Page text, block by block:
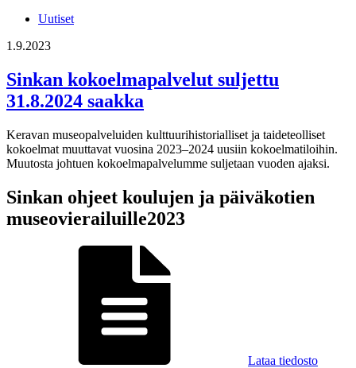
Uutiset
1.9.2023
Sinkan kokoelmapalvelut suljettu
31.8.2024 saakka
Keravan museopalveluiden kulttuurihistorialliset ja taideteolliset
kokoelmat muuttavat vuosina 2023–2024 uusiin kokoelmatiloihin.
Muutosta johtuen kokoelmapalvelumme suljetaan vuoden ajaksi.
Sinkan ohjeet koulujen ja päiväkotien
museovierailuille2023
Lataa tiedosto